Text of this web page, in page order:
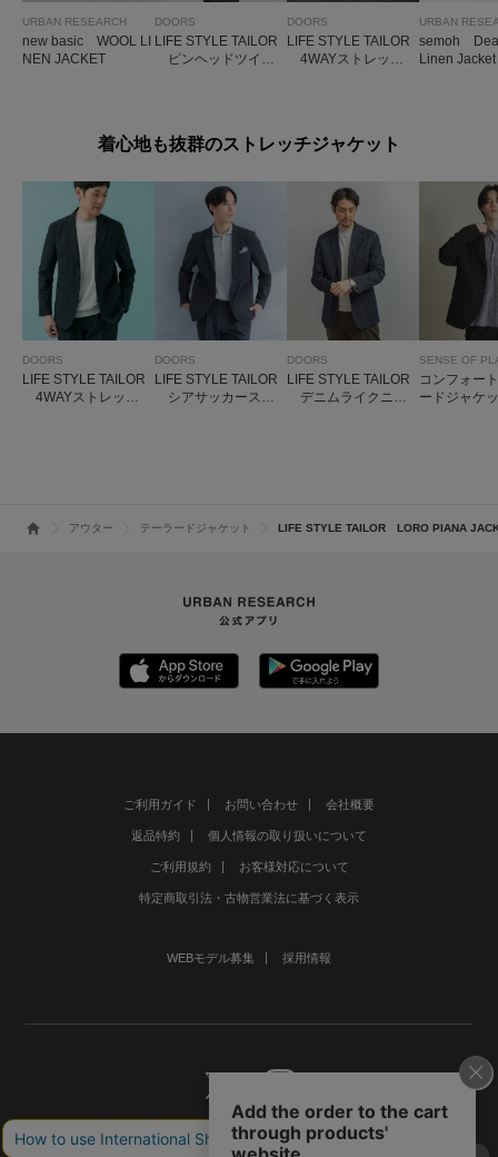
URBAN RESEARCH
new basic WOOL LI
NEN JACKET
DOORS
LIFE STYLE TAILOR
ピンヘッドツイル
DOORS
LIFE STYLE TAILOR
4WAYストレッチ
URBAN
semoh
Linen Jacket
着心地も抜群のストレッチジャケット
DOORS
LIFE STYLE TAILOR
4WAYストレッチ
DOORS
LIFE STYLE TAILOR
シアサッカースト
DOORS
LIFE STYLE TAILOR
デニムライクニッ
SENSE OF
コンフォー
ードジャケ
アウター テーラードジャケット LIFE STYLE TAILOR LORO PIANA
ご利用ガイド お問い合わせ 会社概要
返品特約 個人情報の取り扱いについて
ご利用規約 お客様対応について
特定商取引法・古物営業法に基づく表示
WEBモデル募集 採用情報